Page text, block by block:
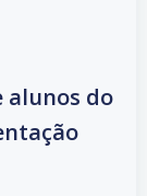
alunos do